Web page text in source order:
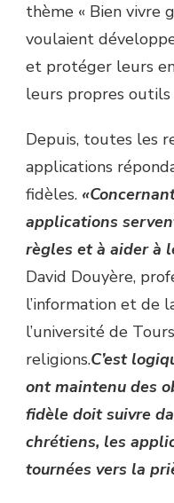
thème « Bien vivre
voulaient
et protéger leurs
leurs propres outils
Depuis, toutes les
applications
fidèles.
applications
règles et à aider à
David Douyère,
l’information et de
l’université de
religions.C’est
ont maintenu des
fidèle doit suivre
chrétiens, les
tournées vers la